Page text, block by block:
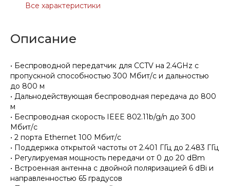
Все характеристики
Описание
• Беспроводной передатчик для CCTV на 2.4GHz с
пропускной способностью 300 Мбит/с и дальностью
до 800 м
• Дальнодействующая беспроводная передача до 800
м
• Беспроводная скорость IEEE 802.11b/g/n до 300
Мбит/с
• 2 порта Ethernet 100 Мбит/с
• Поддержка открытой частоты от 2.401 ГГц до 2.483 ГГц
• Регулируемая мощность передачи от 0 до 20 dBm
• Встроенная антенна с двойной поляризацией 6 dBi и
направленностью 65 градусов